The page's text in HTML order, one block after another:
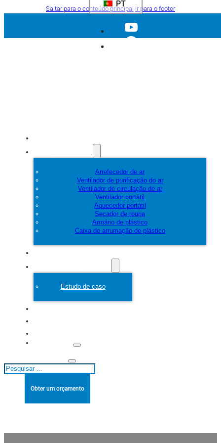
Saltar para o conteúdo principal Ir para o footer
PT
Arrefecedor de ar
Ventilador de purificação do ar
Ventilador de circulação de ar
Ventilador portátil
Aquecedor portátil
Secador de roupa
Armário de plástico
Caixa de arrumação de plástico
Estudo de caso
Pesquisar
Obter um orçamento